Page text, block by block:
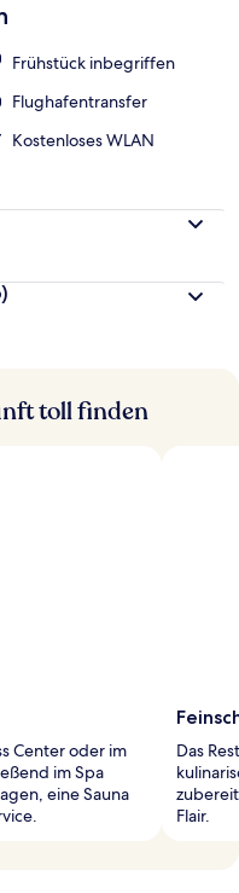
Frühstück inbegriffen
Flughafentransfer
Kostenloses WLAN
toll finden
Center oder im
im Spa
eine Sauna
Das
Flair.